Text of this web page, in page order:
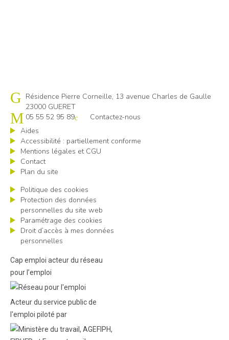
Cap emploi 23
Résidence Pierre Corneille, 13 avenue Charles de Gaulle
23000 GUERET
05 55 52 95 89
Contactez-nous
Aides
Accessibilité : partiellement conforme
Mentions légales et CGU
Contact
Plan du site
Politique des cookies
Protection des données
personnelles du site web
Paramétrage des cookies
Droit d’accès à mes données
personnelles
Cap emploi acteur du réseau
pour l’emploi
Acteur du service public de
l'emploi piloté par